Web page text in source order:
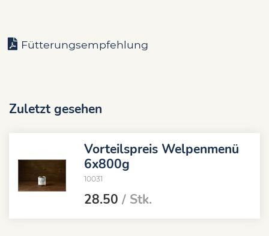
Fütterungsempfehlung
Zuletzt gesehen
Vorteilspreis Welpenmenü
6x800g
10031
28.50 / Stk.